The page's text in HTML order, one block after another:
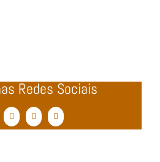
Redes Sociais
TwitterWhatsApp
Email
(necessário